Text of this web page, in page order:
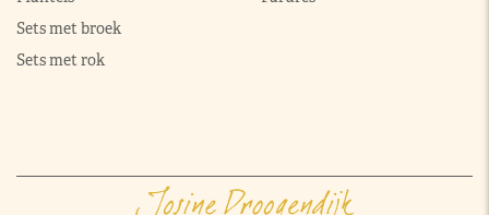
Sets met broek
Sets met rok